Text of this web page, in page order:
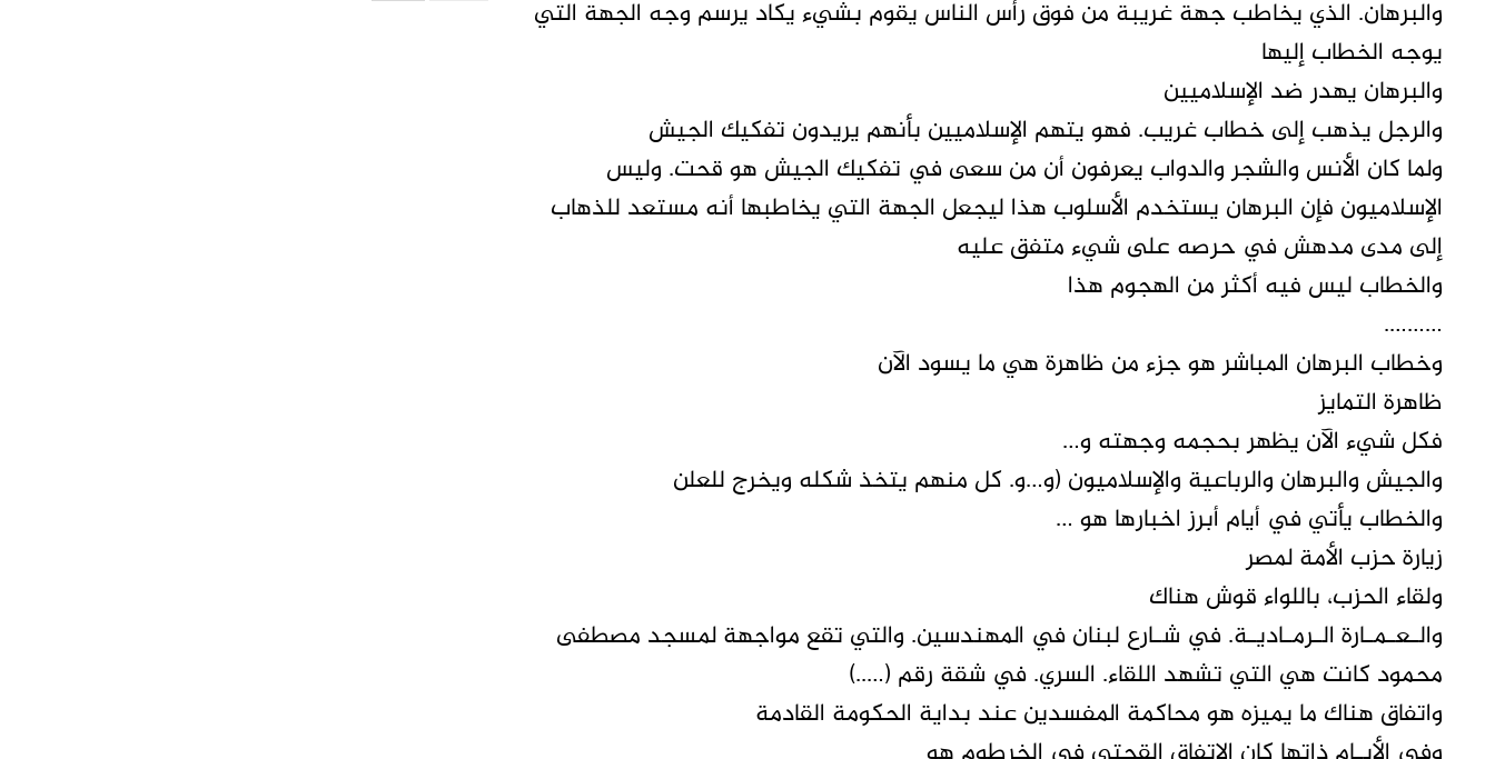
والبرهان. الذي يخاطب جهة غريبة من فوق رأس الناس يقوم بشيء يكاد يرسم وجه الجهة التي
يوجه الخطاب إليها
والبرهان يهدر ضد الإسلاميين
والرجل يذهب إلى خطاب غريب. فهو يتهم الإسلاميين بأنهم يريدون تفكيك الجيش
ولما كان الأنس والشجر والدواب يعرفون أن من سعى في تفكيك الجيش هو قحت. وليس
الإسلاميون فإن البرهان يستخدم الأسلوب هذا ليجعل الجهة التي يخاطبها أنه مستعد للذهاب
إلى مدى مدهش في حرصه على شيء متفق عليه
والخطاب ليس فيه أكثر من الهجوم هذا
……….
وخطاب البرهان المباشر هو جزء من ظاهرة هي ما يسود الآن
ظاهرة التمايز
فكل شيء الآن يظهر بحجمه وجهته و…
والجيش والبرهان والرباعية والإسلاميون (و…و. كل منهم يتخذ شكله ويخرج للعلن
والخطاب يأتي في أيام أبرز اخبارها هو …
زيارة حزب الأمة لمصر
ولقاء الحزب، باللواء قوش هناك
والـعـمـارة الـرمـاديـة. في شـارع لبنان في المهندسين. والتي تقع مواجهة لمسجد مصطفى
محمود كانت هي التي تشهد اللقاء. السري. في شقة رقم (…..)
واتفاق هناك ما يميزه هو محاكمة المفسدين عند بداية الحكومة القادمة